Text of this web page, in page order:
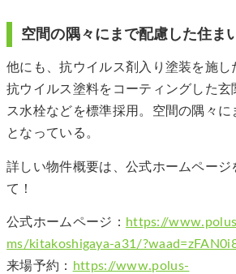
空間の隅々にまで配慮した住ま
他にも、抗ウイルス剤入り塗装を施し
抗ウイルス塗料をコーティングした玄
ス水栓などを標準採用。空間の隅々に
となっている。
詳しい物件概要は、公式ホームページ
て！
公式ホームページ： https://
ms/kitakoshigaya-a31/
来場予約：
https://www.polus-